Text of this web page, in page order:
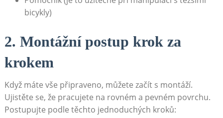
bicykly)
2. Montážní postup⁣ krok za ​
krokem
Když máte ‍vše připraveno, ‌můžete začít s montáží. ​
Ujistěte se, že pracujete na rovném a pevném povrchu.
Postupujte podle těchto jednoduchých​ kroků: